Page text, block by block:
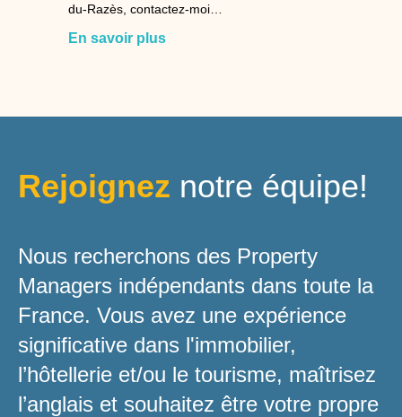
du-Razès, contactez-moi…
En savoir plus
Rejoignez notre équipe!
Nous recherchons des Property
Managers indépendants dans toute la
France. Vous avez une expérience
significative dans l'immobilier,
l’hôtellerie et/ou le tourisme, maîtrisez
l’anglais et souhaitez être votre propre